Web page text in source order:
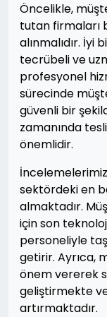
Öncelikle,
tutan firmaları
alınmalıdır. İyi
tecrübeli ve
profesyonel
sürecinde
güvenli bir
zamanında
önemlidir.
sektördeki en
almaktadır.
için son
personeliyle
getirir. Ayrıca,
önem vererek
geliştirmekte
artırmaktadır.